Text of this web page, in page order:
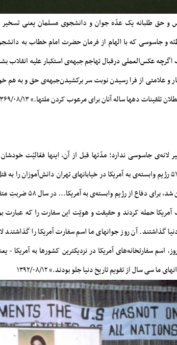
و حق طلبانه یک عدّه جوان و دانشجوی مسلمان یعنی تسخیر
توطئه‌ و جاسوسی‌ که‌ با الهام‌ از فرمان‌ حضرت‌ امام‌ خطاب‌ به‌
عکس‌العملی‌ درقبال‌ تهاجم‌ جبهه‌ی‌ استکبار علیه‌ انقلاب‌
و علامتی‌ از فرا رسیدن‌ نوبت‌ سر برکشیدن‌جبهه‌ی‌ حق‌ و به‌ هم‌
دهها ساله‌ آنان‌ برای‌ مرعوب‌ کردن‌ ملتها.» ۱۳۶۹/۰۸/۱۳
جاسوسی ندارد؛ مدّتها قبل از آن، اینها فعّالیّت
بودند‌.‌» ۱۴۰۲/۰۸/۱۰ «در سال ۵۷ رژیم وابسته‌ی به آمریکا در خیابانهای تهران
تهران به خون نوجوانان ما
حمله کردند و حقیقت و هویّت این سفارت را که
گذاشتند. آن روز جوانهای ما اسم سفارت آمریکا را گذاشتند
سفارتخانه‌های آمریکا در نزدیکترین کشورها به آمریکا -
سی سال از تقویم تاریخ دنیا جلو بودند.» ۱۳۹۲/۰۸/۱۲